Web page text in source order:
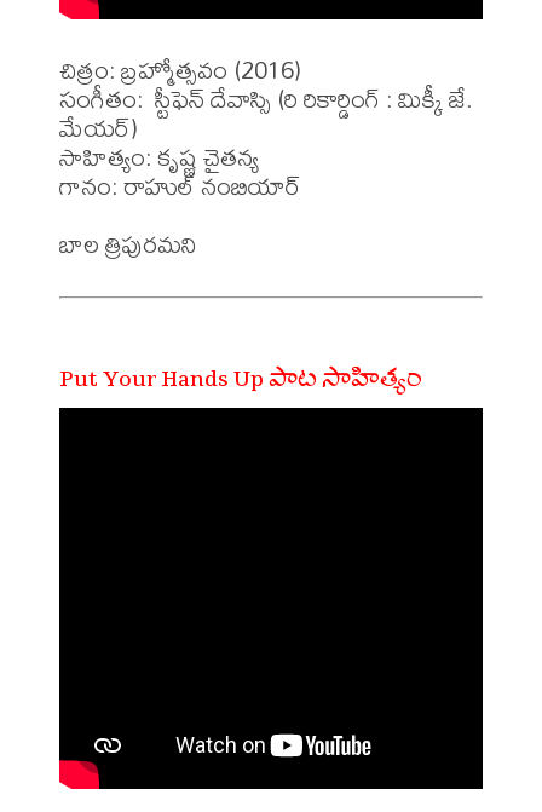
చిత్రం: బ్రహ్మోత్సవం (2016)
సంగీతం:  స్టీఫెన్ దేవాస్సి (రి రికార్డింగ్ : మిక్కీ జే.
మేయర్)
సాహిత్యం: కృష్ణ చైతన్య
గానం: రాహుల్ నంబియార్
Put Your Hands Up పాట సాహిత్యం